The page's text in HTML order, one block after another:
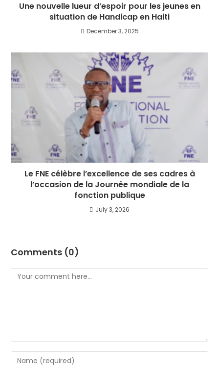
Une nouvelle lueur d’espoir pour les jeunes en
situation de Handicap en Haiti
December 3, 2025
Le FNE célèbre l’excellence de ses cadres à
l’occasion de la Journée mondiale de la
fonction publique
July 3, 2026
Comments (0)